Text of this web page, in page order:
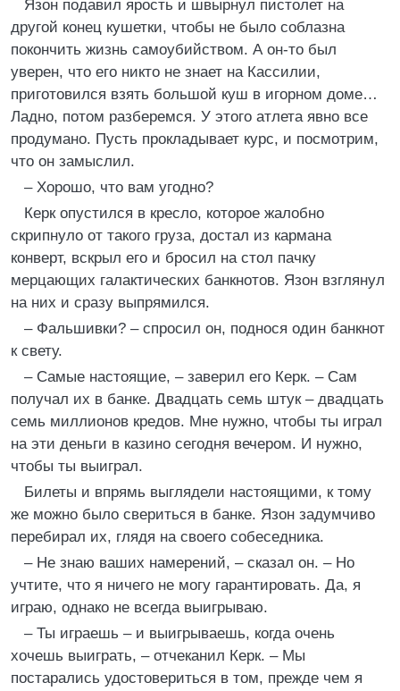
Язон подавил ярость и швырнул пистолет на
другой конец кушетки, чтобы не было соблазна
покончить жизнь самоубийством. А он-то был
уверен, что его никто не знает на Кассилии,
приготовился взять большой куш в игорном доме…
Ладно, потом разберемся. У этого атлета явно все
продумано. Пусть прокладывает курс, и посмотрим,
что он замыслил.
– Хорошо, что вам угодно?
Керк опустился в кресло, которое жалобно
скрипнуло от такого груза, достал из кармана
конверт, вскрыл его и бросил на стол пачку
мерцающих галактических банкнотов. Язон взглянул
на них и сразу выпрямился.
– Фальшивки? – спросил он, поднося один банкнот
к свету.
– Самые настоящие, – заверил его Керк. – Сам
получал их в банке. Двадцать семь штук – двадцать
семь миллионов кредов. Мне нужно, чтобы ты играл
на эти деньги в казино сегодня вечером. И нужно,
чтобы ты выиграл.
Билеты и впрямь выглядели настоящими, к тому
же можно было свериться в банке. Язон задумчиво
перебирал их, глядя на своего собеседника.
– Не знаю ваших намерений, – сказал он. – Но
учтите, что я ничего не могу гарантировать. Да, я
играю, однако не всегда выигрываю.
– Ты играешь – и выигрываешь, когда очень
хочешь выиграть, – отчеканил Керк. – Мы
постарались удостовериться в том, прежде чем я